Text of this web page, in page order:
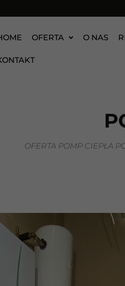
OFERTA O NAS
OFERTA POMP CIEPŁA